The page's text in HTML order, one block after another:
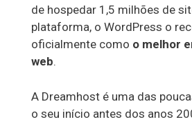
de hospedar 1,5 milhões de
plataforma, o WordPress o
oficialmente como o melhor
web.
A Dreamhost é uma das
o seu início antes dos anos